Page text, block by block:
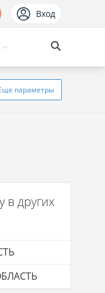
Вход
параметры
в других